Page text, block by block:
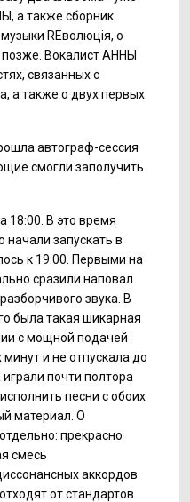
а также сборник
REволюція, о
Вокалист АННЫ
связанных с
а также о двух первых
автограф-сессия
смогли заполучить
18:00. В это время
начали запускать в
к 19:00. Первыми на
сразили наповал
звука. В
была такая шикарная
с мощной подачей
и не отпускала до
почти полтора
песни с обоих
материал. О
прекрасно
смесь
аккордов
от стандартов